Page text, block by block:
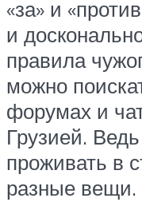
«за» и
и
правила
можно
форумах и
Грузией.
проживать в
разные вещи.